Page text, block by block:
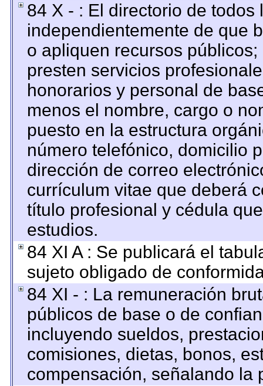
84 X - : El directorio de
independientemente de que
o apliquen recursos
presten servicios
honorarios y personal de
menos el nombre, cargo o
puesto en la estructura
número telefónico, domicilio
dirección de correo
currículum vitae que deberá
título profesional y cédula
estudios.
84 XI A : Se publicará el
sujeto obligado de
84 XI - : La remuneración
públicos de base o de
incluyendo sueldos,
comisiones, dietas, bonos,
compensación, señalando la